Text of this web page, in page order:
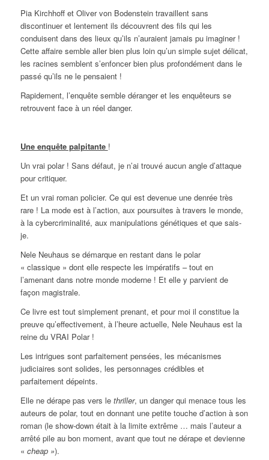
Pia Kirchhoff et Oliver von Bodenstein travaillent sans
discontinuer et lentement ils découvrent des fils qui les
conduisent dans des lieux qu’ils n’auraient jamais pu imaginer !
Cette affaire semble aller bien plus loin qu’un simple sujet délicat,
les racines semblent s’enfoncer bien plus profondément dans le
passé qu’ils ne le pensaient !
Rapidement, l’enquête semble déranger et les enquêteurs se
retrouvent face à un réel danger.
Une enquête palpitante !
Un vrai polar ! Sans défaut, je n’ai trouvé aucun angle d’attaque
pour critiquer.
Et un vrai roman policier. Ce qui est devenue une denrée très
rare ! La mode est à l’action, aux poursuites à travers le monde,
à la cybercriminalité, aux manipulations génétiques et que sais-
je.
Nele Neuhaus se démarque en restant dans le polar
« classique » dont elle respecte les impératifs – tout en
l’amenant dans notre monde moderne ! Et elle y parvient de
façon magistrale.
Ce livre est tout simplement prenant, et pour moi il constitue la
preuve qu’effectivement, à l’heure actuelle, Nele Neuhaus est la
reine du VRAI Polar !
Les intrigues sont parfaitement pensées, les mécanismes
judiciaires sont solides, les personnages crédibles et
parfaitement dépeints.
Elle ne dérape pas vers le thriller, un danger qui menace tous les
auteurs de polar, tout en donnant une petite touche d’action à son
roman (le show-down était à la limite extrême … mais l’auteur a
arrêté pile au bon moment, avant que tout ne dérape et devienne
« cheap »).